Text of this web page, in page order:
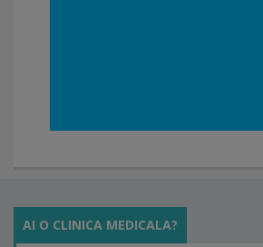
AI O CLINICA MEDICALA?